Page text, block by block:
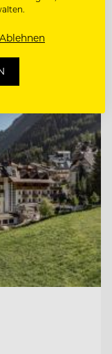
Ablehnen